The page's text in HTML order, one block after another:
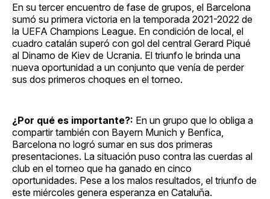
En su tercer encuentro de fase de grupos, el Barcelona
sumó su primera victoria en la temporada 2021-2022 de
la UEFA Champions League. En condición de local, el
cuadro catalán superó con gol del central Gerard Piqué
al Dinamo de Kiev de Ucrania. El triunfo le brinda una
nueva oportunidad a un conjunto que venía de perder
sus dos primeros choques en el torneo.
¿Por qué es importante?: En un grupo que lo obliga a
compartir también con Bayern Munich y Benfica,
Barcelona no logró sumar en sus dos primeras
presentaciones. La situación puso contra las cuerdas al
club en el torneo que ha ganado en cinco
oportunidades. Pese a los malos resultados, el triunfo de
este miércoles genera esperanza en Cataluña.